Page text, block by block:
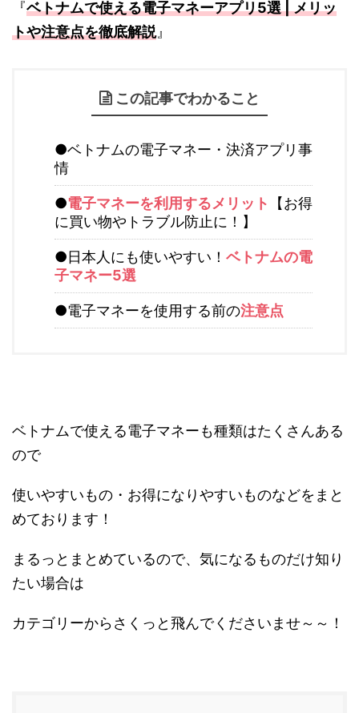
『ベトナムで使える電子マネーアプリ5選 | メリッ
トや注意点を徹底解説』
この記事でわかること
●ベトナムの電子マネー・決済アプリ事
情
●電子マネーを利用するメリット
【お得
に買い物やトラブル防止に！】
●日本人にも使いやすい！ ベトナムの電
子マネー5選
●電子マネーを使用する前の注意点
ベトナムで使える電子マネーも種類はたくさんある
ので
使いやすいもの・お得になりやすいものなどをまと
めております！
まるっとまとめているので、気になるものだけ知り
たい場合は
カテゴリーからさくっと飛んでくださいませ～～！